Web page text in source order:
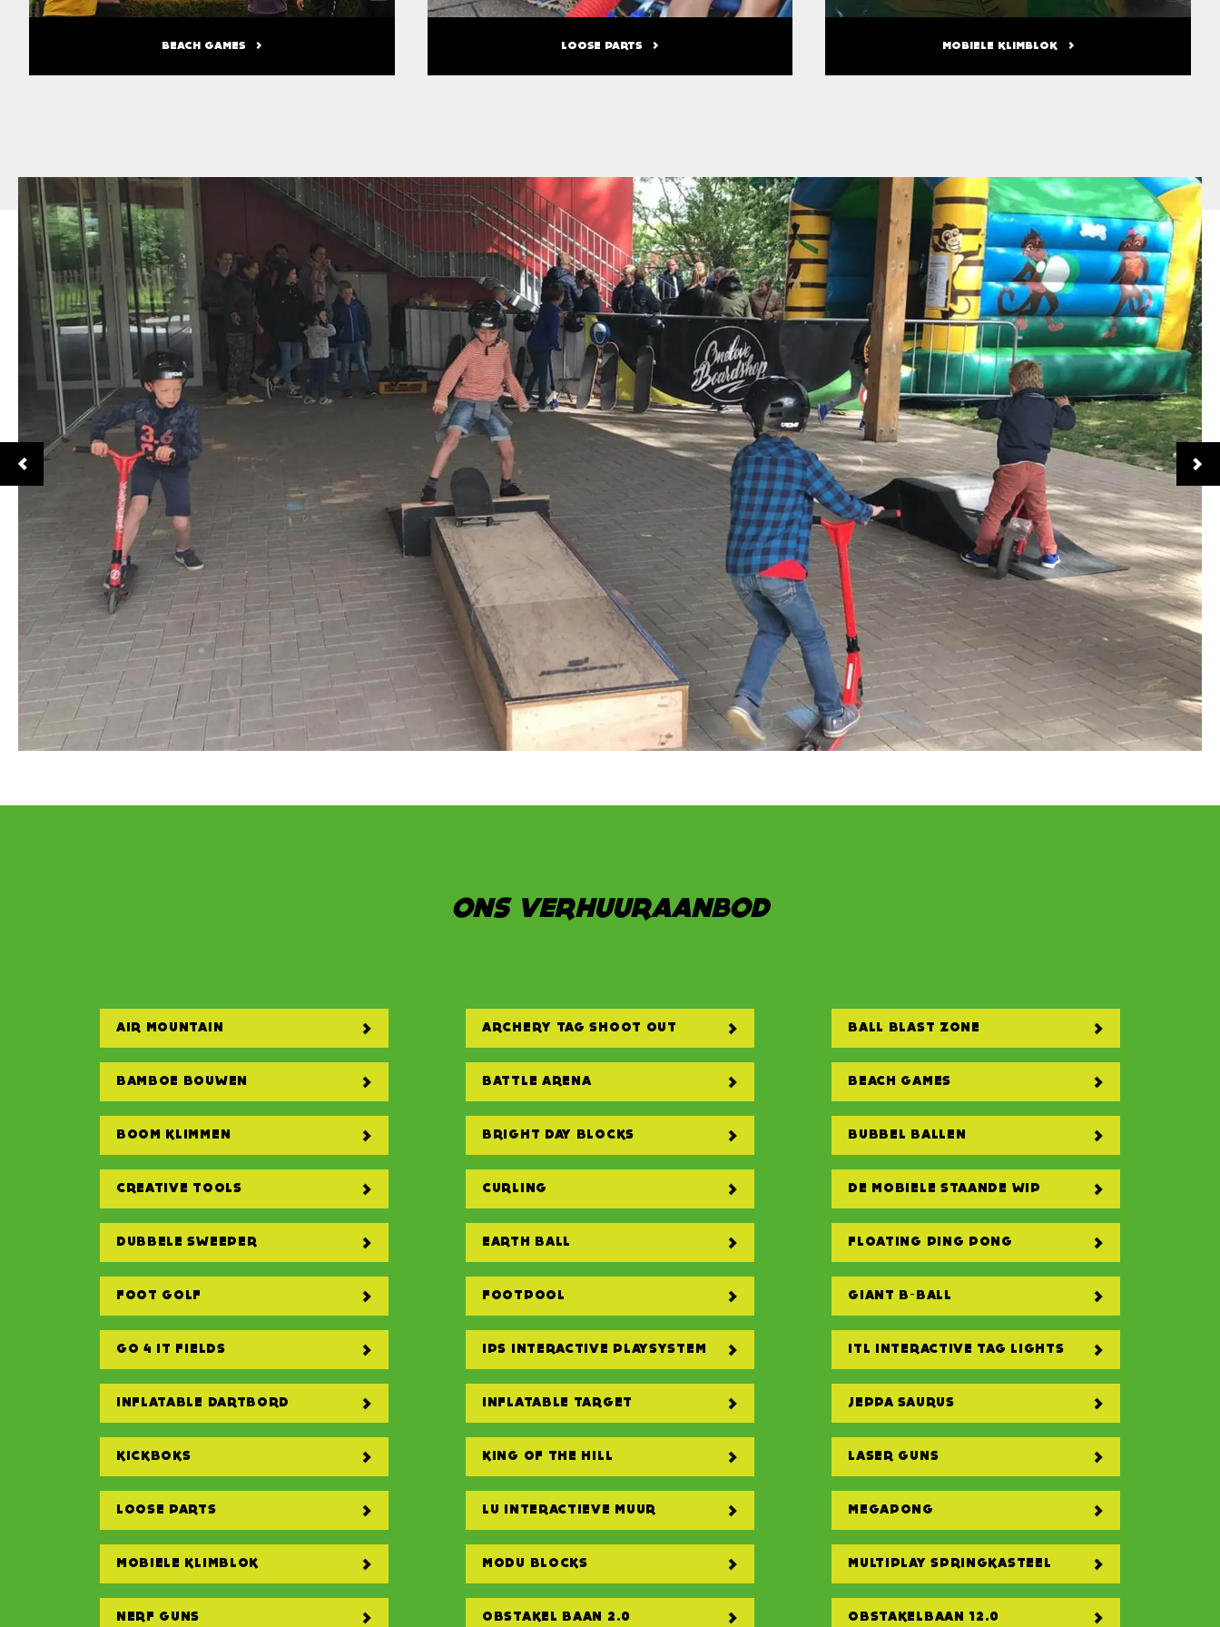
BEACH GAMES LOOSE PARTS MOBIELE KLIMBLOK
ONS VERHUURAANBOD
AIR MOUNTAIN ARCHERY TAG SHOOT OUT BALL BLAST ZONE
BAMBOE BOUWEN BATTLE ARENA BEACH GAMES
BOOM KLIMMEN BRIGHT DAY BLOCKS BUBBEL BALLEN
CREATIVE TOOLS CURLING DE MOBIELE STAANDE WIP
DUBBELE SWEEPER EARTH BALL FLOATING PING PONG
FOOT GOLF FOOTPOOL GIANT B-BALL
GO 4 IT FIELDS IPS INTERACTIVE PLAYSYSTEM ITL INTERACTIVE TAG LIGHTS
INFLATABLE DARTBORD INFLATABLE TARGET JEPPA SAURUS
KICKBOKS KING OF THE HILL LASER GUNS
LOOSE PARTS LU INTERACTIEVE MUUR MEGAPONG
MOBIELE KLIMBLOK MODU BLOCKS MULTIPLAY SPRINGKASTEEL
NERF GUNS OBSTAKEL BAAN 2.0 OBSTAKELBAAN 12.0